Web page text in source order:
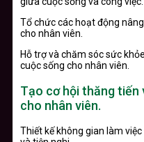
Tổ chức các hoạt động
cho nhân viên.
Hỗ trợ và chăm sóc sức
cuộc sống cho nhân viên.
Tạo cơ hội thăng tiến
cho nhân viên.
Thiết kế không gian làm